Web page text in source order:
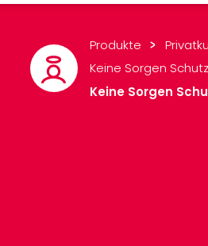
Produkte
Keine Sorgen
Keine Sorgen